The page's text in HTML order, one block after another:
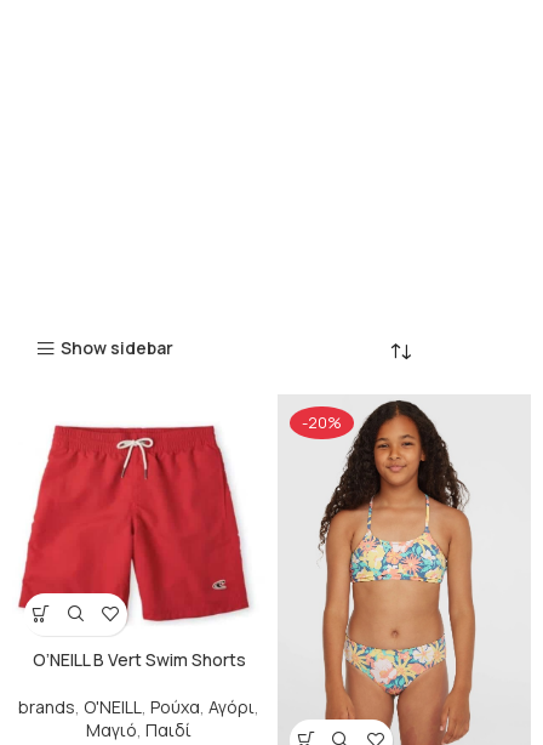
Show sidebar
O’NEILL B Vert Swim Shorts
brands, O'NEILL, Ρούχα, Αγόρι,
Μαγιό, Παιδί
-20%